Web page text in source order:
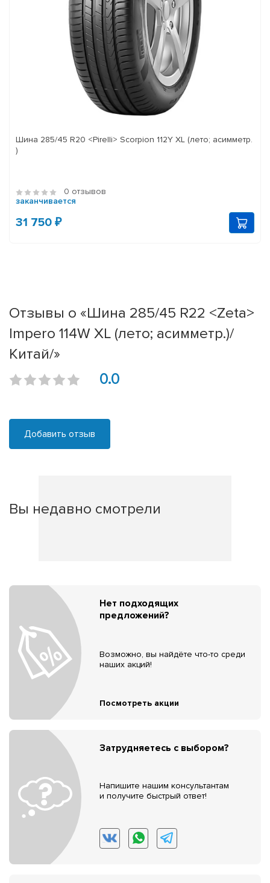
Шина 285/45 R20 <Pirelli> Scorpion 112Y XL (лето; асимметр.
)
0 отзывов
заканчивается
31 750 ₽
Отзывы о «Шина 285/45 R22 <Zeta>
Impero 114W XL (лето; асимметр.)/
Китай/»
0.0
Добавить отзыв
Вы недавно смотрели
Нет подходящих
предложений?
Возможно, вы найдёте что-то среди
наших акций!
Посмотреть акции
Затрудняетесь с выбором?
Напишите нашим консультантам
и получите быстрый ответ!